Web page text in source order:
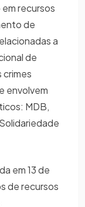
recursos
de
a
de
crimes
envolvem
MDB,
em 13 de
de recursos